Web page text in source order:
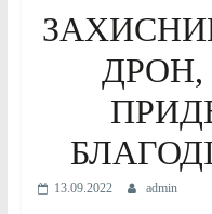
13.09.2022 admin